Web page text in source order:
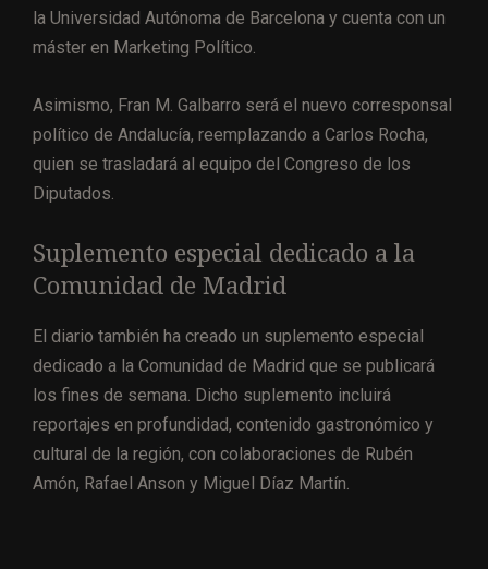
la Universidad Autónoma de Barcelona y cuenta con un
máster en Marketing Político.
Asimismo, Fran M. Galbarro será el nuevo corresponsal
político de Andalucía, reemplazando a Carlos Rocha,
quien se trasladará al equipo del Congreso de los
Diputados.
Suplemento especial dedicado a la
Comunidad de Madrid
El diario también ha creado un suplemento especial
dedicado a la Comunidad de Madrid que se publicará
los fines de semana. Dicho suplemento incluirá
reportajes en profundidad, contenido gastronómico y
cultural de la región, con colaboraciones de Rubén
Amón, Rafael Anson y Miguel Díaz Martín.